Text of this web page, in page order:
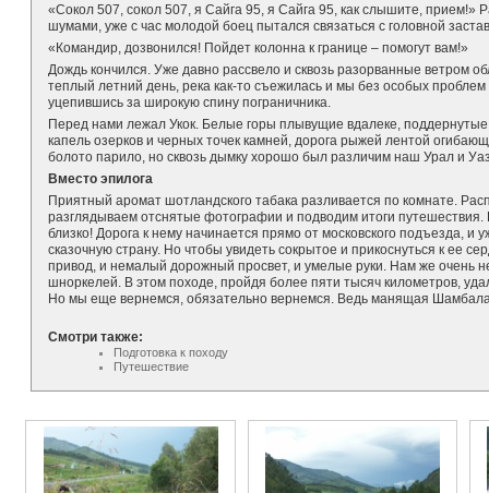
«Сокол 507, сокол 507, я Сайга 95, я Сайга 95, как слышите,
шумами, уже с час молодой боец пытался связаться с головной
«Командир, дозвонился! Пойдет колонна к границе – помогут вам!»
Дождь кончился. Уже давно рассвело и сквозь разорванные ветром
теплый летний день, река как-то съежилась и мы без особых
уцепившись за широкую спину пограничника.
Перед нами лежал Укок. Белые горы плывущие вдалеке, поддернутые
капель озерков и черных точек камней, дорога рыжей лентой
болото парило, но сквозь дымку хорошо был различим наш Урал и
Вместо эпилога
Приятный аромат шотландского табака разливается по комнате.
разглядываем отснятые фотографии и подводим итоги
близко! Дорога к нему начинается прямо от московского подъезда, и
сказочную страну. Но чтобы увидеть сокрытое и прикоснуться к ее
привод, и немалый дорожный просвет, и умелые руки. Нам же очень
шноркелей. В этом походе, пройдя более пяти тысяч километров,
Но мы еще вернемся, обязательно вернемся. Ведь манящая Шамбала
Смотри также:
Подготовка к походу
Путешествие